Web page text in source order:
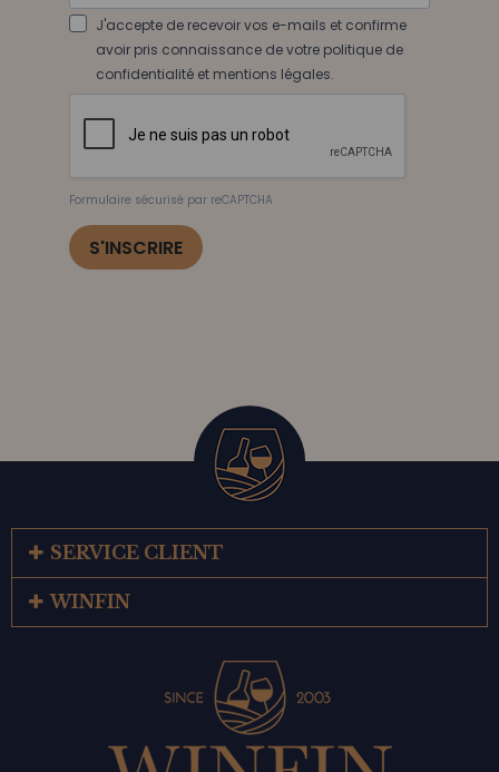
J'accepte de recevoir vos e-mails et confirme
avoir pris connaissance de votre politique de
confidentialité et mentions légales.
Formulaire sécurisé par reCAPTCHA
S'INSCRIRE
SERVICE CLIENT
WINFIN